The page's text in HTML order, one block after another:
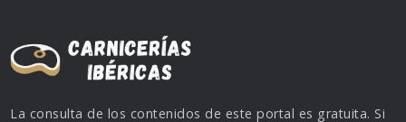
La consulta de los contenidos de este portal es gratuita. Si